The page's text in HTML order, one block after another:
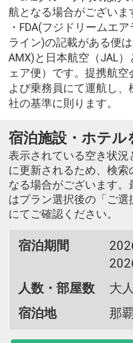
航となる場合がございま
・FDA(フジドリームエ
ライン)の記載がある便は
AMX)と日本航空（JAL
ェア便）です。提携航空
よび乗務員にて運航し
社の基準に則ります。
宿泊施設・ホテ
表示されている空き状況
に更新されるため、検
なる場合がございます
はプラン選択後の「ご
にてご確認ください。
宿泊期間
人数・部屋数
大
宿泊地
那